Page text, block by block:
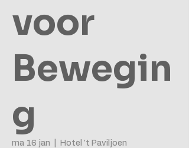
voor
Bewegin
g
ma 16 jan Hotel 't Paviljoen